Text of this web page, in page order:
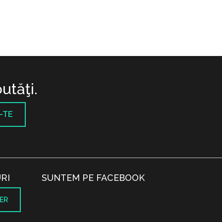
TE
SUNTEM PE FACEBOOK